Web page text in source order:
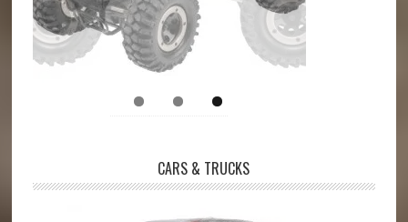
CARS & TRUCKS